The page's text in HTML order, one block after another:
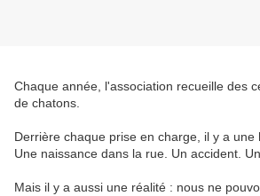
Chaque année, l'association recueille des
de chatons.
Derrière chaque prise en charge, il y a une
Une naissance dans la rue. Un accident.
Mais il y a aussi une réalité : nous ne